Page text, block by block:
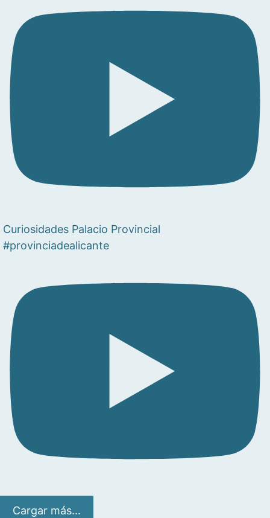
Curiosidades Palacio Provincial
#provinciadealicante
Cargar más...